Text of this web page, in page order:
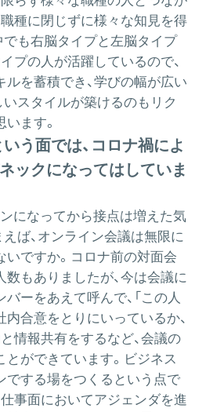
種に閉じずに様々な知見を得
でも右脳タイプと左脳タイプ
プの人が活躍しているので、
を蓄積でき、学びの幅が広い
いスタイルが築けるのもリク
ます。
う面では、コロナ禍によ
ックになってはしていま
になってから接点は増えた気
ば、オンライン会議は無限に
いですか。コロナ前の対面会
もありましたが、今は会議に
ーをあえて呼んで、「この人
合意をとりにいっているか、
情報共有をするなど、会議の
ができています。ビジネス
でする場をつくるという点で
事面においてアジェンダを進